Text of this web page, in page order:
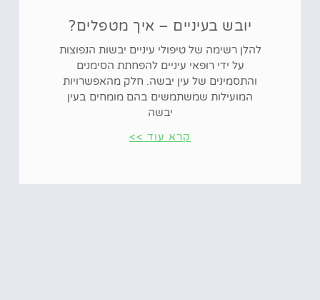
יובש בעיניים – איך מטפלים?
להלן רשימה של טיפולי עיניים יבשות הנפוצות
על ידי רופאי עיניים להפחתת הסימנים
והתסמינים של עין יבשה. חלק מהאפשרויות
המועילות שמשתמשים בהם מומחים בעין
יבשה
קרא עוד >>